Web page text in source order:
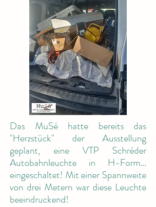
Das MuSé hatte bereits das
"Herzstück" der Ausstellung
geplant, eine VTP Schréder
Autobahnleuchte in H-Form...
eingeschaltet! Mit einer Spannweite
von drei Metern war diese Leuchte
beeindruckend!